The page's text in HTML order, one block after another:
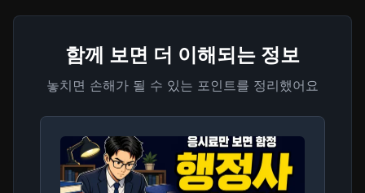
함께 보면 더 이해되는 정보
놓치면 손해가 될 수 있는 포인트를 정리했어요